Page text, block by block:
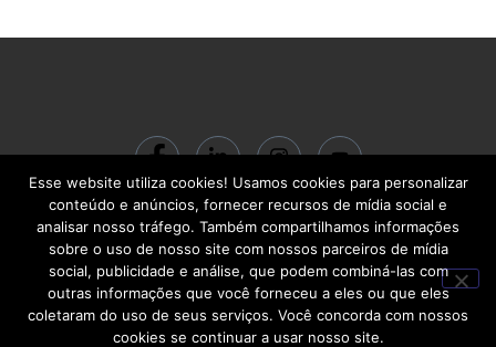
© 2024 ACADEMIA BC Gestão do Conhecimento LTDA | CNPJ:
22.713.710/0001-00 | R. Santa Quitéria, 541 – Carlos Prates | Belo Horizonte
– MG | CEP 30710-460
Esse website utiliza cookies! Usamos cookies para personalizar
conteúdo e anúncios, fornecer recursos de mídia social e
analisar nosso tráfego. Também compartilhamos informações
sobre o uso de nosso site com nossos parceiros de mídia
social, publicidade e análise, que podem combiná-las com
outras informações que você forneceu a eles ou que eles
coletaram do uso de seus serviços. Você concorda com nossos
cookies se continuar a usar nosso site.